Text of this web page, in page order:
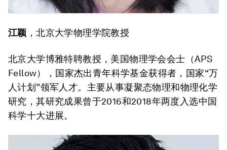
江颖 ，北京大学物理学院教授
北京大学博雅特聘教授，美国物理学会会士（APS
Fellow），国家杰出青年科学基金获得者，国家“万
人计划”领军人才。主要从事凝聚态物理和物理化学
研究，其研究成果曾于2016和2018年两度入选中国
科学十大进展。